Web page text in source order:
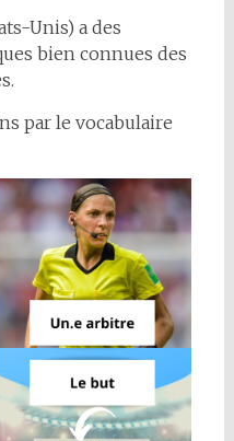
Unis) a des
bien connues des
par le vocabulaire